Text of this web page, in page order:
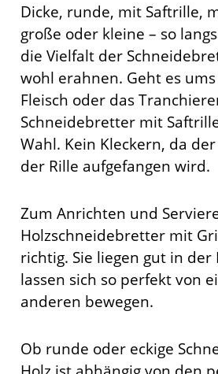
Dicke, runde, mit Saftrille,
große oder kleine – so
die Vielfalt der
wohl erahnen. Geht es
Fleisch oder das
Schneidebretter mit
Wahl. Kein Kleckern, da
der Rille aufgefangen wird.
Zum Anrichten und
Holzschneidebretter mit
richtig. Sie liegen gut in der
lassen sich so perfekt von
anderen bewegen.
Ob runde oder eckige